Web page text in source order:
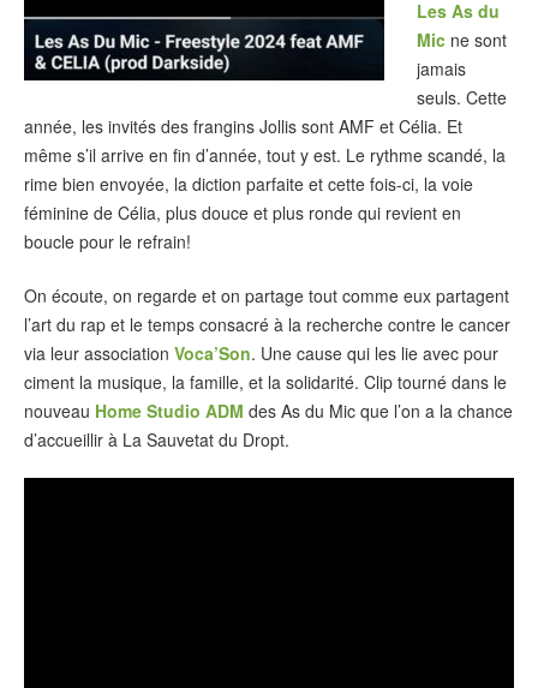
Les As du
Mic ne sont
jamais
seuls. Cette
année, les invités des frangins Jollis sont AMF et Célia. Et
même s’il arrive en fin d’année, tout y est. Le rythme scandé, la
rime bien envoyée, la diction parfaite et cette fois-ci, la voie
féminine de Célia, plus douce et plus ronde qui revient en
boucle pour le refrain!
On écoute, on regarde et on partage tout comme eux partagent
l’art du rap et le temps consacré à la recherche contre le cancer
via leur association Voca’Son. Une cause qui les lie avec pour
ciment la musique, la famille, et la solidarité. Clip tourné dans le
nouveau Home Studio ADM des As du Mic que l’on a la chance
d’accueillir à La Sauvetat du Dropt.